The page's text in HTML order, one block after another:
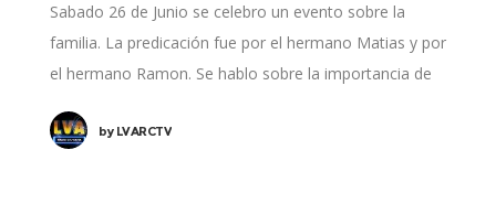
Sabado 26 de Junio se celebro un evento sobre la
familia. La predicación fue por el hermano Matias y por
el hermano Ramon. Se hablo sobre la importancia de
byLVARCTV